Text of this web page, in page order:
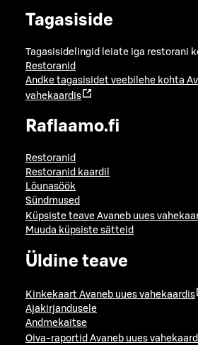
Tagasiside
Tagasisidelingid leiate iga restorani
Restoranid
Andke tagasisidet veebilehe kohta
vahekaardis
Raflaamo.fi
Restoranid
Restoranid kaardil
Lõunasöök
Sündmused
Küpsiste teave Avaneb uues
Muuda küpsiste sätteid
Üldine teave
Kinkekaart Avaneb uues vahekaardis
Ajakirjandusele
Andmekaitse
Oiva-raportid Avaneb uues